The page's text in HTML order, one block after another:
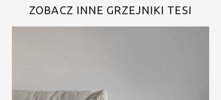
ZOBACZ INNE GRZEJNIKI TESI